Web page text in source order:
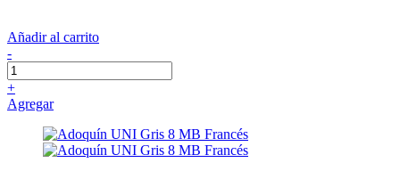
Añadir al carrito
-
+
Agregar